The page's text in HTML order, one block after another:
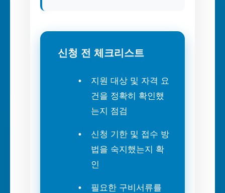
신청 전 체크리스트
지원 대상 및 자격 요
건을 정확히 확인했
는지 점검
신청 기한 및 접수 방
법을 숙지했는지 확
인
필요한 구비서류를